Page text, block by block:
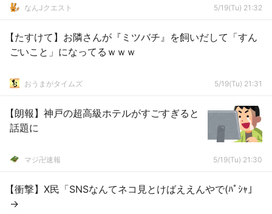
なんJクエスト 5/19(Tu) 21:32
【たすけて】お隣さんが『ミツバチ』を飼いだして「すん
ごいこと」になってるｗｗｗ
おうまがタイムズ 5/19(Tu) 21:31
【朗報】神戸の超高級ホテルがすごすぎると
話題に
マジ卍速報 5/19(Tu) 21:30
【衝撃】X民「SNSなんてネコ見とけばええんやで(ﾊﾟｼｬ」
→